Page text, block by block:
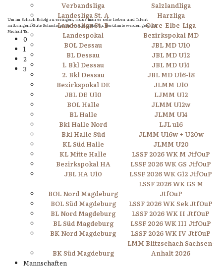
Um im Schach Erfolg zu erringen, muss man es sehr lieben und Talent
mitbringen. Gute Schachspieler werden geboren, berühmte werden geformt.
Michail Tal
0
1
2
3
Verbandsliga
Salzlandliga
Landesliga St. A
Harzliga
Landesliga St. B
Ohre-Elbe-Liga
Landespokal
Bezirkspokal MD
BOL Dessau
JBL MD U10
BL Dessau
JBL MD U12
1. Bkl Dessau
JBL MD U14
2. Bkl Dessau
JBL MD U16-18
Bezirkspokal DE
JLMM U10
JBL DE U10
LJMM U12
BOL Halle
JLMM U12w
BL Halle
JLMM U14
Bkl Halle Nord
LJL u16
Bkl Halle Süd
JLMM U16w + U20w
KL Süd Halle
JLMM U20
KL Mitte Halle
LSSF 2026 WK M JtfOuP
Bezirkspokal HA
LSSF 2026 WK GS JtfOuP
JBL HA U10
LSSF 2026 WK G12 JtfOuP
BOL Nord Magdeburg
LSSF 2026 WK GS M
JtfOuP
BOL Süd Magdeburg
LSSF 2026 WK Sek JtfOuP
BL Nord Magdeburg
LSSF 2026 WK II JtfOuP
BL Süd Magdeburg
LSSF 2026 WK III JtfOuP
BK Nord Magdeburg
LSSF 2026 WK IV JtfOuP
BK Süd Magdeburg
LMM Blitzschach Sachsen-
Anhalt 2026
Mannschaften